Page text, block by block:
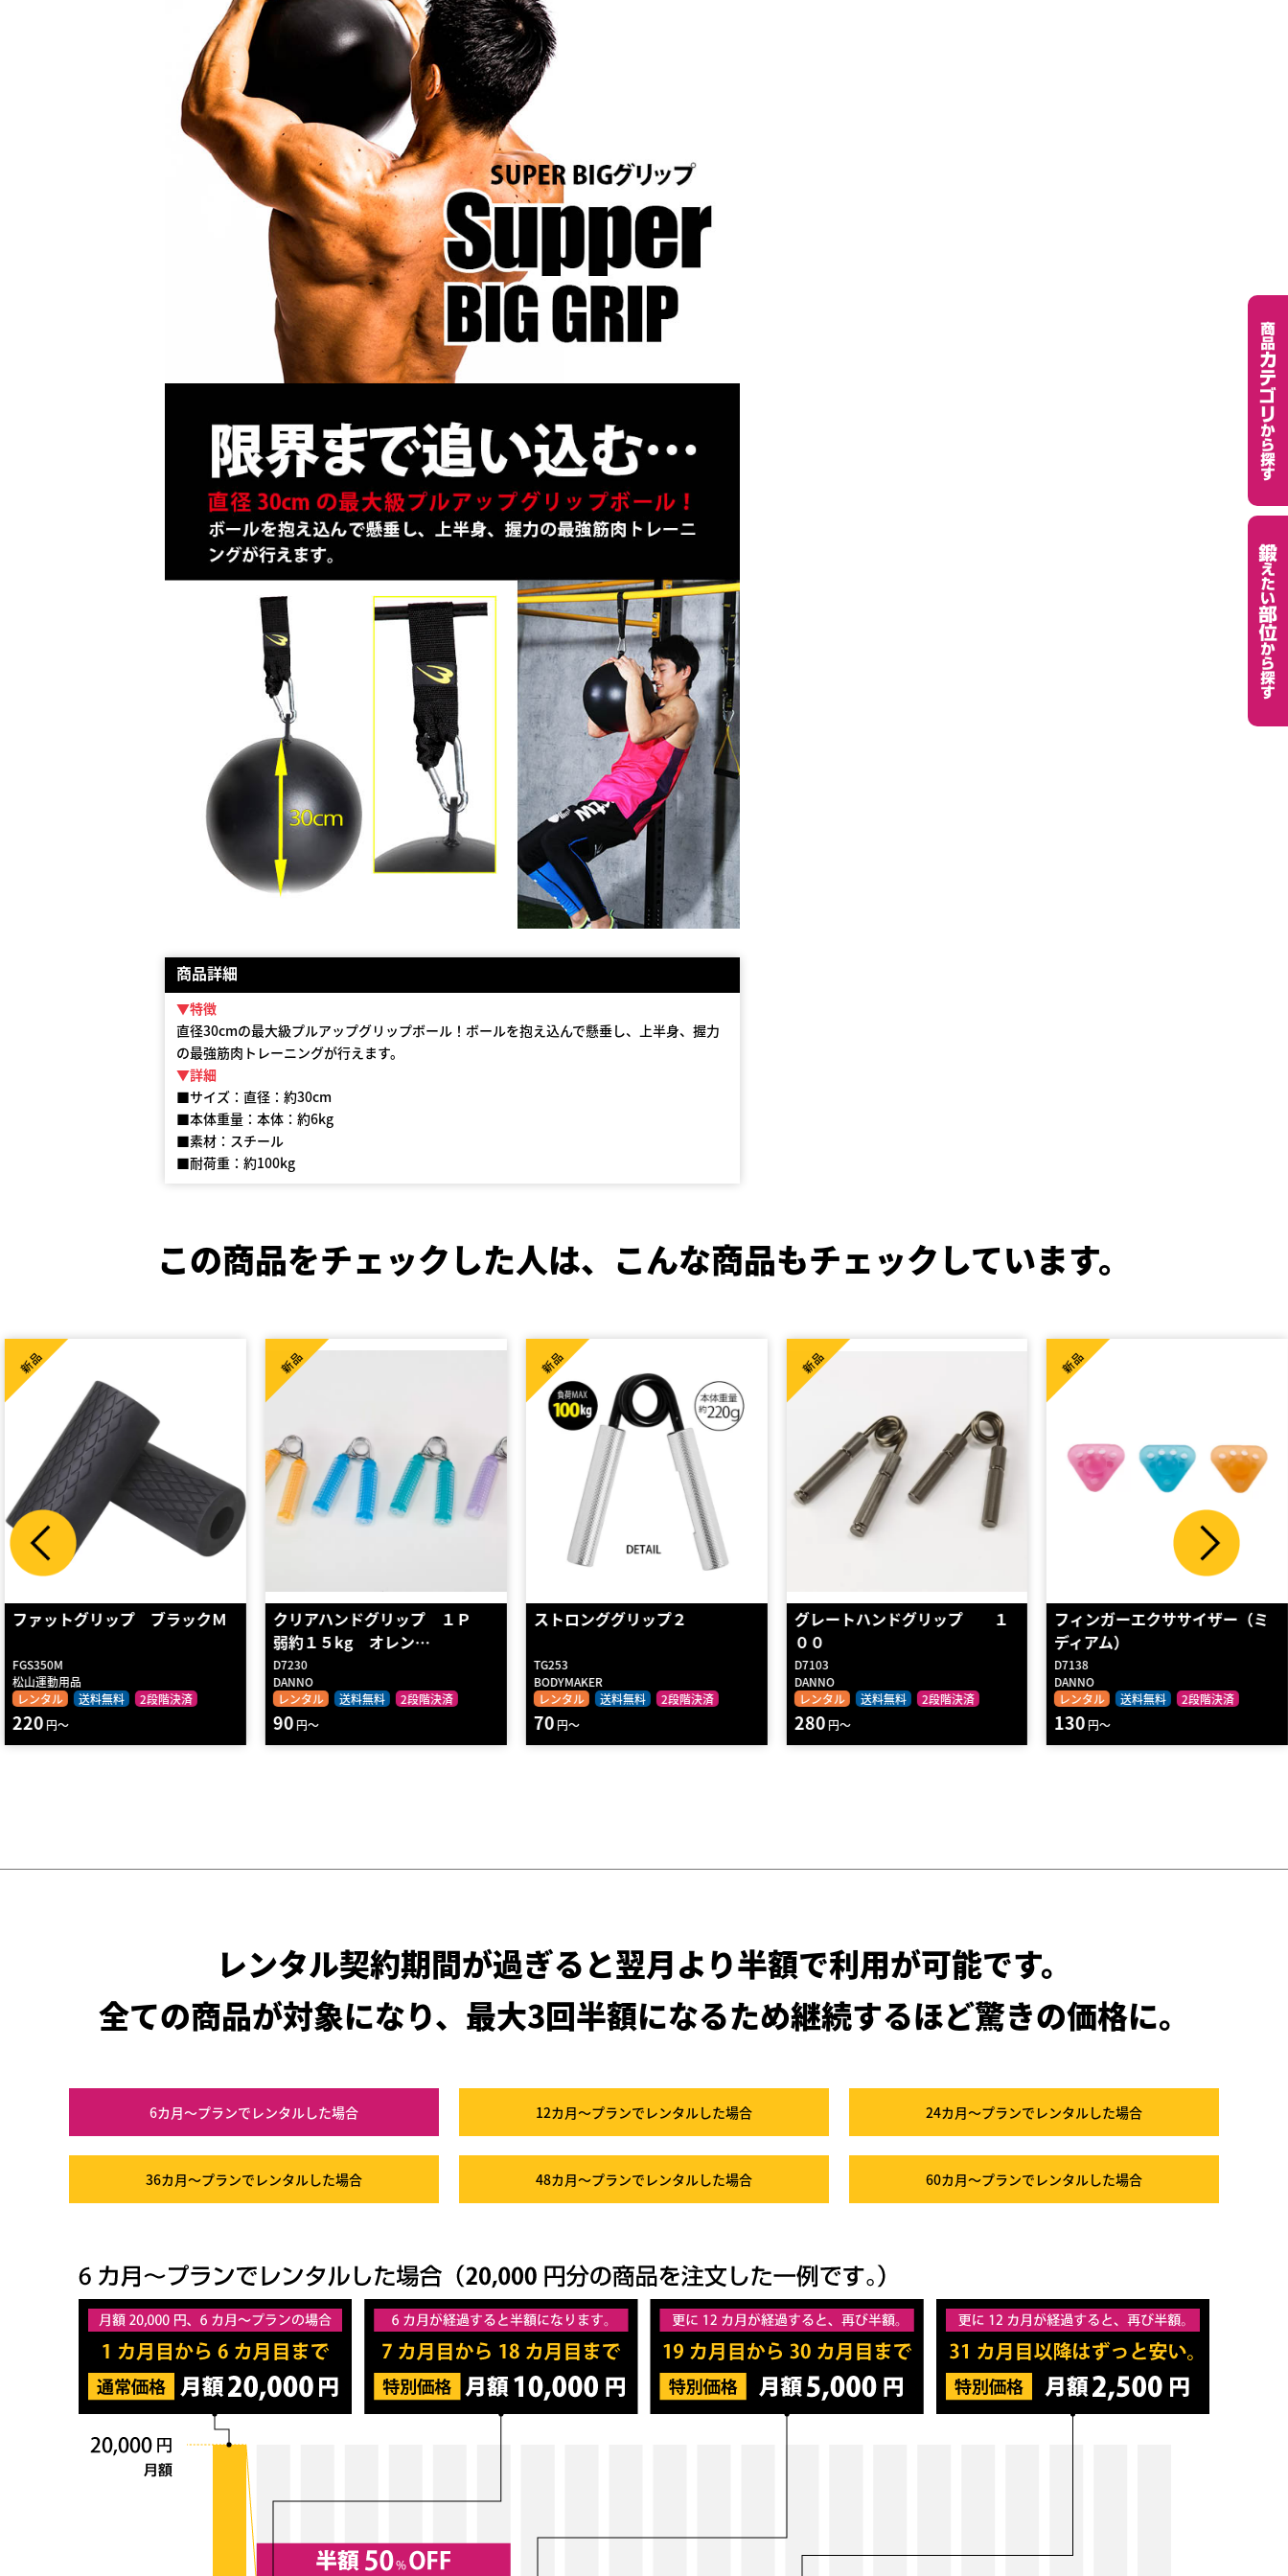
商品詳細
▼特徴
直径30cmの最大級プルアップグリップボール！ボールを抱え込んで懸垂し、上半身、握力
の最強筋肉トレーニングが行えます。
▼詳細
■サイズ：直径：約30cm
■本体重量：本体：約6kg
■素材：スチール
■耐荷重：約100kg
この商品をチェックした人は、 こんな商品もチェックしています。
クリアハンドグリップ １Ｐ
D7230
DANNO
レンタル
送料無料 2段階決済
新品
90円～
ストロンググリップ２
TG253
BODYMAKER
レンタル
送料無料 2段階決済
新品
70円～
グレートハンドグリップ １
D7103
DANNO
レンタル
送料無料 2段階決済
新品
280円～
フィンガーエクササイザー（ミ
ディアム）
D7138
DANNO
レンタル
送料無料 2段階決済
新品
130円～
[ロバート・バラバン] アジャス
タブル・ハンドグ…
handgripper_ch_anatomic
極楽トレーニング俱楽部
レンタル
2段階決済
新品
760円～
レンタル契約期間が過ぎると翌月より半額で利用が可能です。
全ての商品が対象になり、最大3回半額になるため継続するほど驚きの価格に。
6カ月～プランでレンタルした場合 12カ月～プランでレンタルした場合 24カ月～プランでレンタルした場合
36カ月～プランでレンタルした場合 48カ月～プランでレンタルした場合 60カ月～プランでレンタルした場合